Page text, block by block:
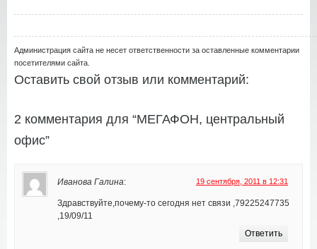
Администрация сайта не несет ответственности за оставленные комментарии
посетителями сайта.
Оставить свой отзыв или комментарий:
2 комментария для “МЕГАФОН, центральный
офис”
Иванова Галина: 19 сентября, 2011 в 12:31
Здравствуйте,почему-то сегодня нет связи ,79225247735
,19/09/11
Ответить